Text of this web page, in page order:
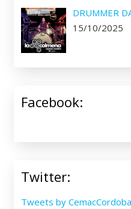
DRUMMER
15/10/2025
Facebook:
Twitter:
Tweets by CemacCordoba